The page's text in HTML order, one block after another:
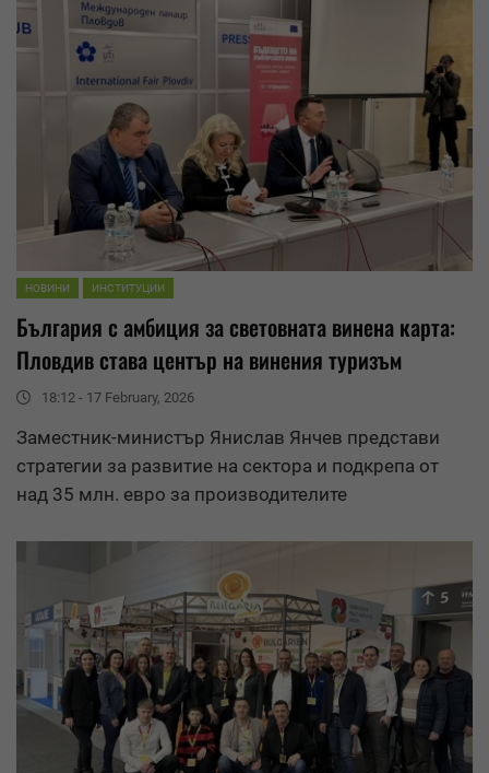
НОВИНИ ИНСТИТУЦИИ
България с амбиция за световната винена карта:
Пловдив става център на винения туризъм
18:12 - 17 February, 2026
Заместник-министър Янислав Янчев представи
стратегии за развитие на сектора и подкрепа от
над 35 млн. евро за производителите